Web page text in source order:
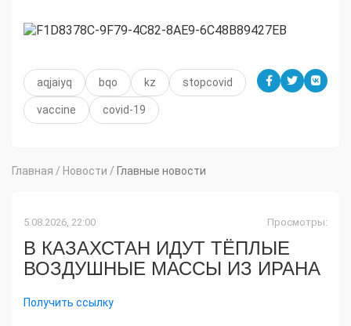
aqjaiyq bqo kz stopcovid
vaccine сovid-19
Главная / Новости / Главные новости
5.08.2026, 22:00 Просмотры:
В КАЗАХСТАН ИДУТ ТЁПЛЫЕ
ВОЗДУШНЫЕ МАССЫ ИЗ ИРАНА
Получить ссылку